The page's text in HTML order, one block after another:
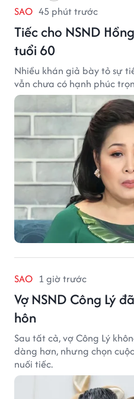
SAO 45 phút trước
Tiếc cho NSND
tuổi 60
Nhiều khán giả bày tỏ sự
vẫn chưa có hạnh phúc
SAO 1 giờ trước
Vợ NSND Công Lý
hôn
Sau tất cả, vợ Công Lý
dàng hơn, nhưng chọn
nuối tiếc.